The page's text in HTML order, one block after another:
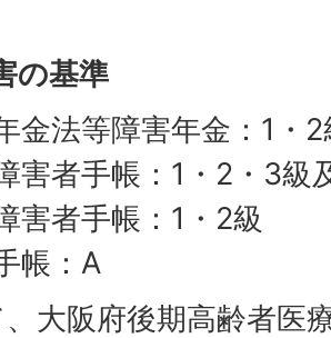
の基準
金法等障害年金：1・2
害者手帳：1・2・3級
害者手帳：1・2級
帳：A
大阪府後期高齢者医